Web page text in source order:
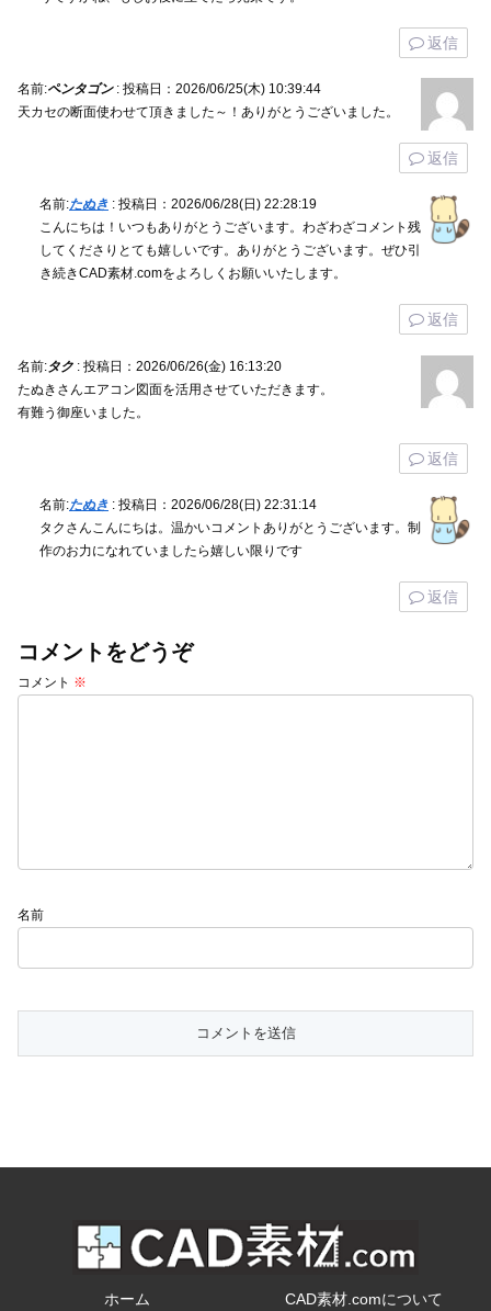
返信
名前:ペンタゴン: 投稿日：2026/06/25(木) 10:39:44
天カセの断面使わせて頂きました～！ありがとうございました。
返信
名前:たぬき : 投稿日：2026/06/28(日) 22:28:19
こんにちは！いつもありがとうございます。わざわざコメント残
してくださりとても嬉しいです。ありがとうございます。ぜひ引
き続きCAD素材.comをよろしくお願いいたします。
返信
名前:タク : 投稿日：2026/06/26(金) 16:13:20
たぬきさんエアコン図面を活用させていただきます。
有難う御座いました。
返信
名前:たぬき : 投稿日：2026/06/28(日) 22:31:14
タクさんこんにちは。温かいコメントありがとうございます。制
作のお力になれていましたら嬉しい限りです
返信
コメントをどうぞ
コメント ※
名前
ホーム CAD素材.comについて